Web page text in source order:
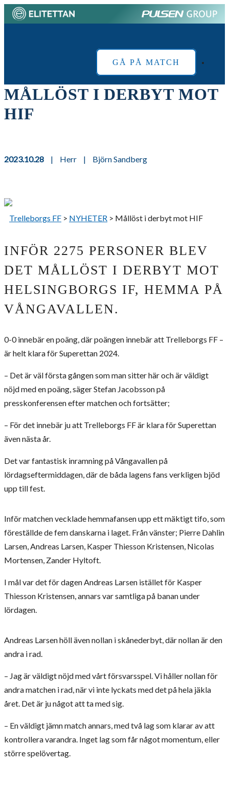
GÅ PÅ MATCH
MÅLLÖST I DERBYT MOT
HIF
2023.10.28 | Herr | Björn Sandberg
Trelleborgs FF > NYHETER > Mållöst i derbyt mot HIF
INFÖR 2275 PERSONER BLEV
DET MÅLLÖST I DERBYT MOT
HELSINGBORGS IF, HEMMA PÅ
VÅNGAVALLEN.
0-0 innebär en poäng, där poängen innebär att Trelleborgs FF –
är helt klara för Superettan 2024.
– Det är väl första gången som man sitter här och är väldigt
nöjd med en poäng, säger Stefan Jacobsson på
presskonferensen efter matchen och fortsätter;
– För det innebär ju att Trelleborgs FF är klara för Superettan
även nästa år.
Det var fantastisk inramning på Vångavallen på
lördagseftermiddagen, där de båda lagens fans verkligen bjöd
upp till fest.
Inför matchen vecklade hemmafansen upp ett mäktigt tifo, som
föreställde de fem danskarna i laget. Från vänster; Pierre Dahlin
Larsen, Andreas Larsen, Kasper Thiesson Kristensen, Nicolas
Mortensen, Zander Hyltoft.
I mål var det för dagen Andreas Larsen istället för Kasper
Thiesson Kristensen, annars var samtliga på banan under
lördagen.
Andreas Larsen höll även nollan i skånederbyt, där nollan är den
andra i rad.
– Jag är väldigt nöjd med vårt försvarsspel. Vi håller nollan för
andra matchen i rad, när vi inte lyckats med det på hela jäkla
året. Det är ju något att ta med sig.
– En väldigt jämn match annars, med två lag som klarar av att
kontrollera varandra. Inget lag som får något momentum, eller
större spelövertag.